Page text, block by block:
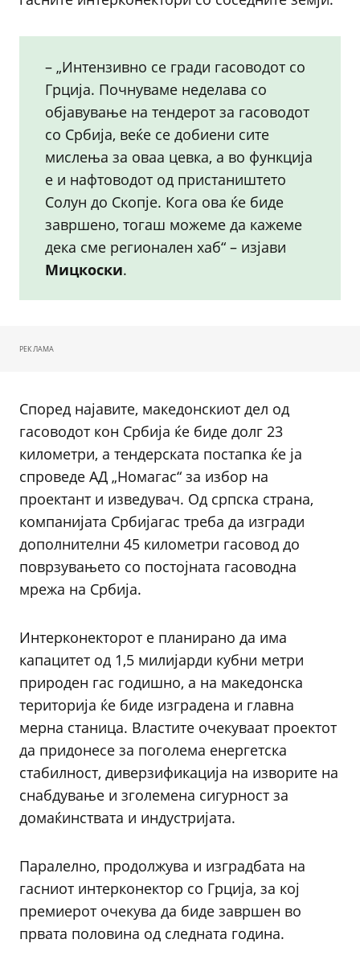
– „Интензивно се гради гасоводот со
Грција. Почнуваме неделава со
објавување на тендерот за гасоводот
со Србија, веќе се добиени сите
мислења за оваа цевка, а во функција
е и нафтоводот од пристаништето
Солун до Скопје. Кога ова ќе биде
завршено, тогаш можеме да кажеме
дека сме регионален хаб“ – изјави
Мицкоски.
РЕКЛАМА
Според најавите, македонскиот дел од
гасоводот кон Србија ќе биде долг 23
километри, а тендерската постапка ќе ја
спроведе АД „Номагас“ за избор на
проектант и изведувач. Од српска страна,
компанијата Србијагас треба да изгради
дополнителни 45 километри гасовод до
поврзувањето со постојната гасоводна
мрежа на Србија.
Интерконекторот е планирано да има
капацитет од 1,5 милијарди кубни метри
природен гас годишно, а на македонска
територија ќе биде изградена и главна
мерна станица. Властите очекуваат проектот
да придонесе за поголема енергетска
стабилност, диверзификација на изворите на
снабдување и зголемена сигурност за
домаќинствата и индустријата.
Паралелно, продолжува и изградбата на
гасниот интерконектор со Грција, за кој
премиерот очекува да биде завршен во
првата половина од следната година.